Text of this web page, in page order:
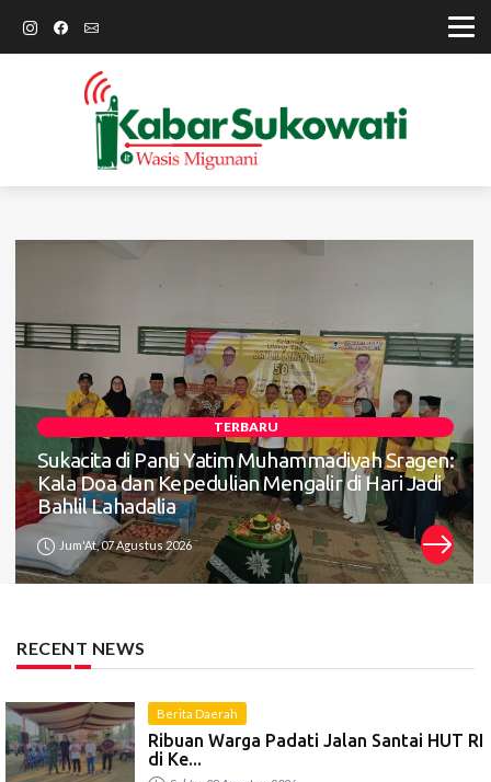
TERBARU
Sukacita di Panti Yatim Muhammadiyah Sragen:
Kala Doa dan Kepedulian Mengalir di Hari Jadi
Bahlil Lahadalia
Jum'At, 07 Agustus 2026
TERBARU
Soroti Jadwal Pengisian BPD, DPRD Sragen
Waspadai Potensi Cacat Hukum dan Sengketa
Jum'At, 07 Agustus 2026
RECENT NEWS
Berita Daerah
Ribuan Warga Padati Jalan Santai HUT RI
di Ke...